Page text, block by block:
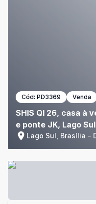
Cód: PD3369 Venda
SHIS QI 26, casa à
e ponte JK, Lago
Lago Sul, Brasília -